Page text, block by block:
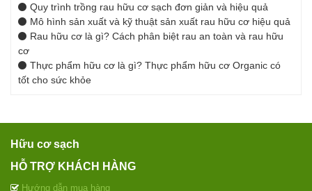
Quy trình trồng rau hữu cơ sạch đơn giản và hiệu quả
Mô hình sản xuất và kỹ thuật sản xuất rau hữu cơ hiệu quả
Rau hữu cơ là gì? Cách phân biệt rau an toàn và rau hữu
cơ
Thực phẩm hữu cơ là gì? Thực phẩm hữu cơ Organic có
tốt cho sức khỏe
Hữu cơ sạch
HỖ TRỢ KHÁCH HÀNG
Hướng dẫn mua hàng